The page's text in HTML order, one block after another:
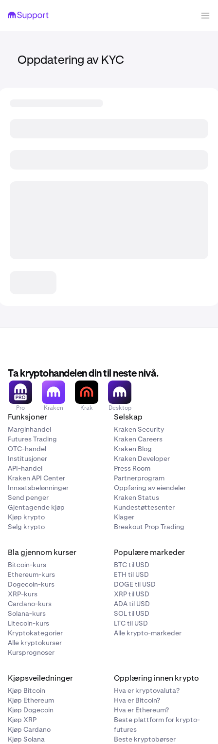
Oppdatering av KYC
Ta kryptohandelen din til neste nivå.
Pro Kraken Krak Desktop
Funksjoner
Marginhandel
Futures Trading
OTC-handel
Institusjoner
API-handel
Kraken API Center
Innsatsbelønninger
Send penger
Gjentagende kjøp
Kjøp krypto
Selg krypto
Selskap
Kraken Security
Kraken Careers
Kraken Blog
Kraken Developer
Press Room
Partnerprogram
Oppføring av eiendeler
Kraken Status
Kundestøttesenter
Klager
Breakout Prop Trading
Bla gjennom kurser
Bitcoin-kurs
Ethereum-kurs
Dogecoin-kurs
XRP-kurs
Cardano-kurs
Solana-kurs
Litecoin-kurs
Kryptokategorier
Alle kryptokurser
Kursprognoser
Populære markeder
BTC til USD
ETH til USD
DOGE til USD
XRP til USD
ADA til USD
SOL til USD
LTC til USD
Alle krypto-markeder
Kjøpsveiledninger
Kjøp Bitcoin
Kjøp Ethereum
Kjøp Dogecoin
Kjøp XRP
Kjøp Cardano
Kjøp Solana
Opplæring innen krypto
Hva er kryptovaluta?
Hva er Bitcoin?
Hva er Ethereum?
Beste plattform for krypto-
futures
Beste kryptobørser